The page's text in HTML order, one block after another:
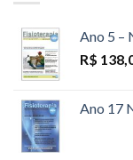
Ano 5 –
R$
Ano 17